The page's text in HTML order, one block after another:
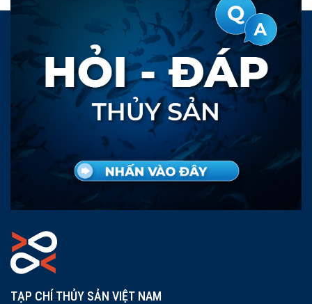
TẠP CHÍ THỦY SẢN VIỆT NAM